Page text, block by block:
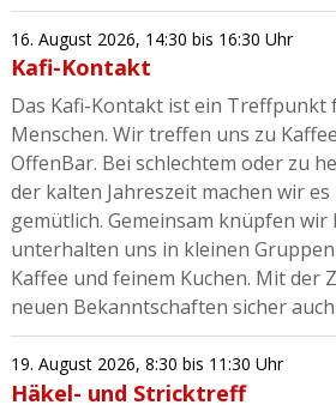
16. August 2026, 14:30 bis 16:30 Uhr
Kafi-Kontakt
Das Kafi-Kontakt ist ein Treffpunkt
Menschen. Wir treffen uns zu
OffenBar. Bei schlechtem oder zu
der kalten Jahreszeit machen wir
gemütlich. Gemeinsam knüpfen wir
unterhalten uns in kleinen
Kaffee und feinem Kuchen. Mit der
neuen Bekanntschaften sicher
19. August 2026, 8:30 bis 11:30 Uhr
Häkel- und Stricktreff